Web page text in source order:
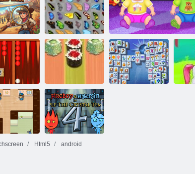
Atrodiet
Atrodiet septiņas
atšķirības
Atklājiet
atšķirību:
Rietumi
Tauriņš kyodai
Classic
Suši
backgammon
Html5 android